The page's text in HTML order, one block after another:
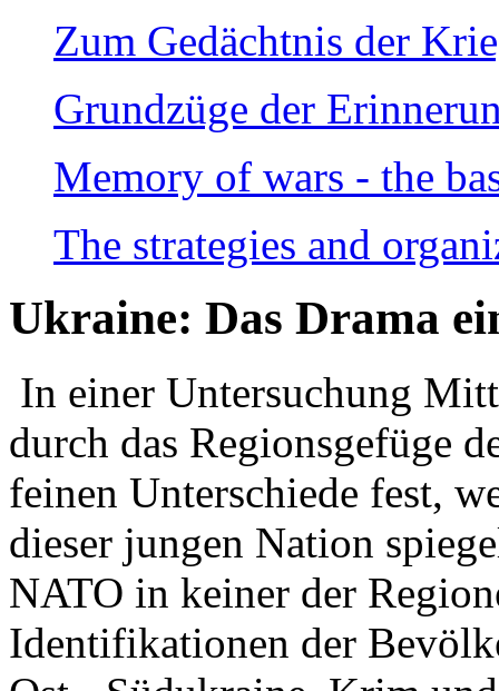
Zum Gedächtnis der
Grundzüge der
Memory of wars - the
The strategies and
Ukraine: Das Drama
In einer Untersuchung
durch das Regionsgefüge
feinen Unterschiede fest,
dieser jungen Nation
NATO in keiner der
Identifikationen der